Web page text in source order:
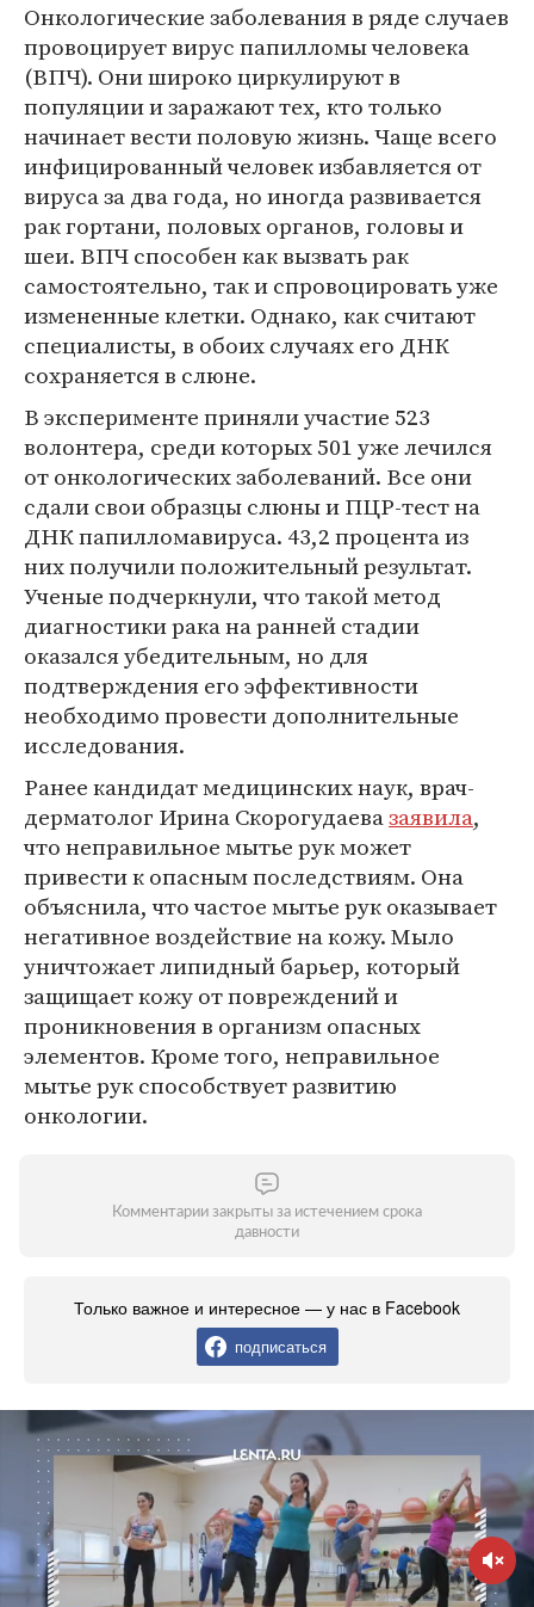
Онкологические заболевания в ряде случаев
провоцирует вирус папилломы человека
(ВПЧ). Они широко циркулируют в
популяции и заражают тех, кто только
начинает вести половую жизнь. Чаще всего
инфицированный человек избавляется от
вируса за два года, но иногда развивается
рак гортани, половых органов, головы и
шеи. ВПЧ способен как вызвать рак
самостоятельно, так и спровоцировать уже
измененные клетки. Однако, как считают
специалисты, в обоих случаях его ДНК
сохраняется в слюне.
В эксперименте приняли участие 523
волонтера, среди которых 501 уже лечился
от онкологических заболеваний. Все они
сдали свои образцы слюны и ПЦР-тест на
ДНК папилломавируса. 43,2 процента из
них получили положительный результат.
Ученые подчеркнули, что такой метод
диагностики рака на ранней стадии
оказался убедительным, но для
подтверждения его эффективности
необходимо провести дополнительные
исследования.
Ранее кандидат медицинских наук, врач-
дерматолог Ирина Скорогудаевазаявила,
что неправильное мытье рук может
привести к опасным последствиям. Она
объяснила, что частое мытье рук оказывает
негативное воздействие на кожу. Мыло
уничтожает липидный барьер, который
защищает кожу от повреждений и
проникновения в организм опасных
элементов. Кроме того, неправильное
мытье рук способствует развитию
онкологии.
Комментарии закрыты за истечением срока
давности
Только важное и интересное — у нас в Facebook
подписаться